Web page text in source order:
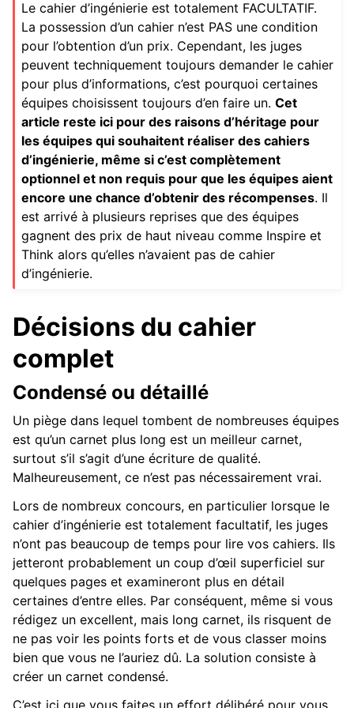
navigation of Composants Matériels
navigation of Fabrication sur mesure
navigation of Mécanismes communs
navigation of Composants Électroniques et de Mouvement
navigation of Logiciel
navigation of Prix
navigation of Annexe
Le cahier d’ingénierie est totalement FACULTATIF.
La possession d’un cahier n’est PAS une condition
pour l’obtention d’un prix. Cependant, les juges
peuvent techniquement toujours demander le cahier
pour plus d’informations, c’est pourquoi certaines
équipes choisissent toujours d’en faire un.Cet
article reste ici pour des raisons d’héritage pour
les équipes qui souhaitent réaliser des cahiers
d’ingénierie, même si c’est complètement
optionnel et non requis pour que les équipes aient
encore une chance d’obtenir des récompenses. Il
est arrivé à plusieurs reprises que des équipes
gagnent des prix de haut niveau comme Inspire et
Think alors qu’elles n’avaient pas de cahier
d’ingénierie.
Décisions du cahier
complet
Condensé ou détaillé
Un piège dans lequel tombent de nombreuses équipes
est qu’un carnet plus long est un meilleur carnet,
surtout s’il s’agit d’une écriture de qualité.
Malheureusement, ce n’est pas nécessairement vrai.
Lors de nombreux concours, en particulier lorsque le
cahier d’ingénierie est totalement facultatif, les juges
n’ont pas beaucoup de temps pour lire vos cahiers. Ils
jetteront probablement un coup d’œil superficiel sur
quelques pages et examineront plus en détail
certaines d’entre elles. Par conséquent, même si vous
rédigez un excellent, mais long carnet, ils risquent de
ne pas voir les points forts et de vous classer moins
bien que vous ne l’auriez dû. La solution consiste à
créer un carnet condensé.
C’est ici que vous faites un effort délibéré pour vous